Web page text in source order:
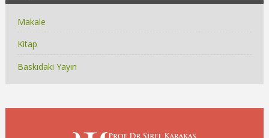
Makale
Kitap
Baskıdaki Yayın